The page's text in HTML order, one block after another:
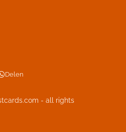
Delen
- all rights